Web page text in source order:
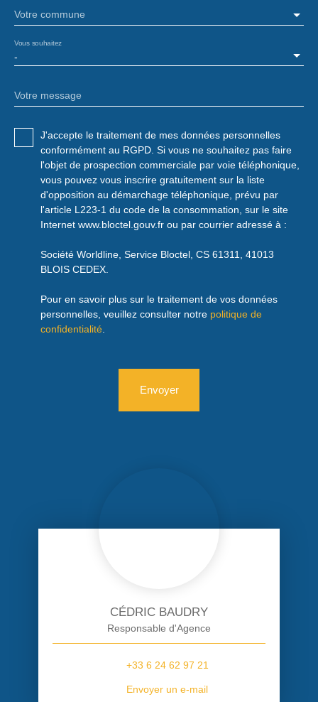
Votre commune
-
Vous souhaitez
Votre message
J'accepte le traitement de mes données personnelles
conformément au RGPD. Si vous ne souhaitez pas faire
l'objet de prospection commerciale par voie téléphonique,
vous pouvez vous inscrire gratuitement sur la liste
d'opposition au démarchage téléphonique, prévu par
l'article L223-1 du code de la consommation, sur le site
Internet www.bloctel.gouv.fr ou par courrier adressé à :
Société Worldline, Service Bloctel, CS 61311, 41013
BLOIS CEDEX.
Pour en savoir plus sur le traitement de vos données
personnelles, veuillez consulter notre politique de
confidentialité
Envoyer
CÉDRIC BAUDRY
Responsable d'Agence
+33 6 24 62 97 21
Envoyer un e-mail